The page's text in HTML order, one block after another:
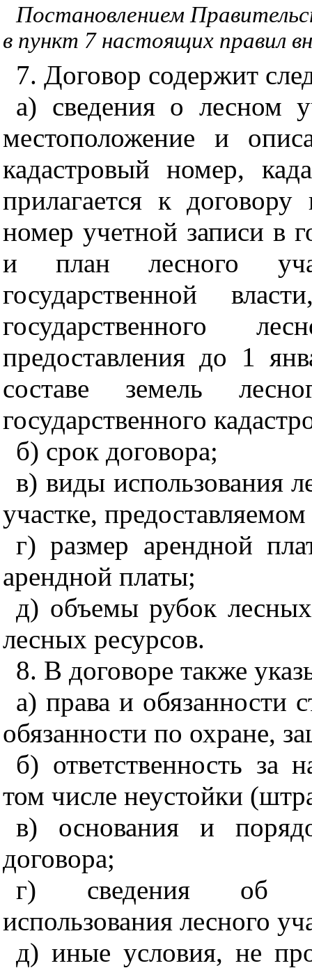
Постановлением
в пункт 7 настоящих правил
7. Договор содержит
а) сведения о лесном
местоположение и
кадастровый номер,
прилагается к
номер учетной записи в
и план лесного
государственной
государственного
предоставления до 1
составе земель
государственного
б) срок договора;
в) виды использования
участке,
г) размер арендной
арендной платы;
д) объемы рубок
лесных ресурсов.
8. В договоре также
а) права и обязанности
обязанности по охране,
б) ответственность за
том числе неустойки
в) основания и
договора;
г) сведения об
использования лесного
д) иные условия, не